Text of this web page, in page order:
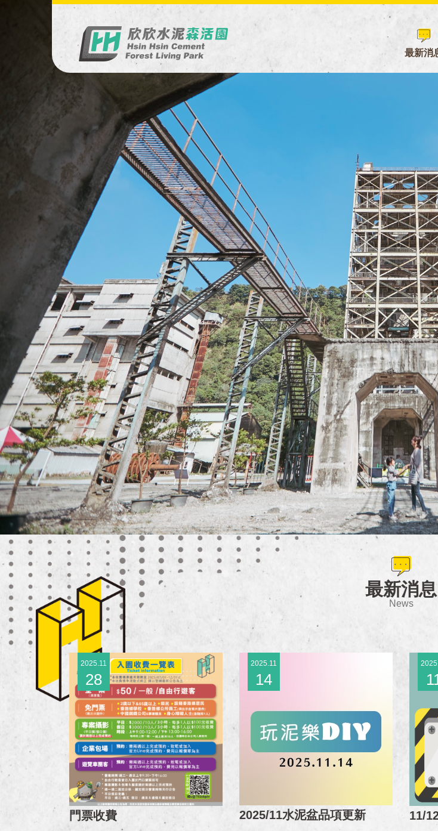
最新消
最新消息
News
2025.11
28
門票收費
2025.11
14
2025/11水泥盆品項更新 11/